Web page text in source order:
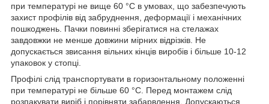
при температурі не вище 60 °C в умовах, що забезпечують
захист профілів від забруднення, деформації і механічних
пошкоджень. Пачки повинні зберігатися на стелажах
завдовжки не менше довжини мірних відрізків. Не
допускається звисання вільних кінців виробів і більше 10-12
упаковок у стопці.
Профілі слід транспортувати в горизонтальному положенні
при температурі не більше 60 °C. Перед монтажем слід
розпакувати виріб і порівняти забарвлення. Допускаються